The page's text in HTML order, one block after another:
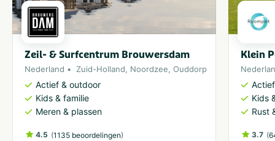
Zeil- & Surfcentrum Brouwersdam
Nederland Zuid-Holland, Noordzee, Ouddorp
Actief & outdoor
Kids & familie
Meren & plassen
4.5 (1135 beoordelingen)
Klein
Kids
Rust
3.7 (